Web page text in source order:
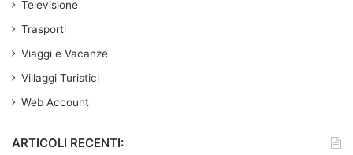
Televisione
Trasporti
Viaggi e Vacanze
Villaggi Turistici
Web Account
ARTICOLI RECENTI: